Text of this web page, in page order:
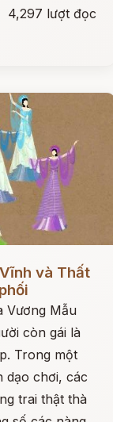
4,297 lượt đọc
và Thất
Vương Mẫu
còn gái là
Trong một
dạo chơi, các
trai thật thà